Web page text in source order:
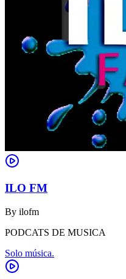
ILO FM
By ilofm
PODCATS DE MUSICA
Solo música.